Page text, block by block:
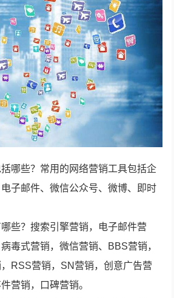
哪些？常用的网络营销工具包括企
子邮件、微信公众号、微博、即时
些？搜索引擎营销，电子邮件营
毒式营销，微信营销、BBS营销，
RSS营销，SN营销，创意广告营
营销，口碑营销。